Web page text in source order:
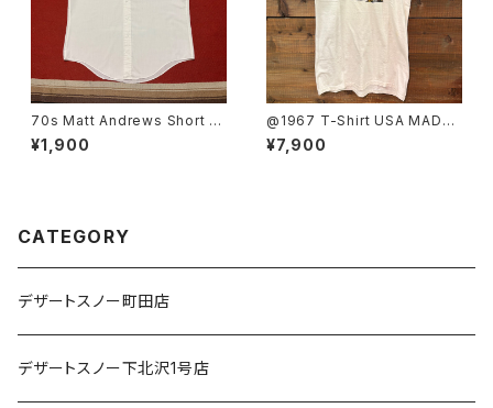
70s Matt Andrews Short Sl
eeve Shirt size 17
¥1,900
@1967 T-Shirt USA MADE
SIZE:L
¥7,900
CATEGORY
デザートスノー町田店
デザートスノー下北沢1号店